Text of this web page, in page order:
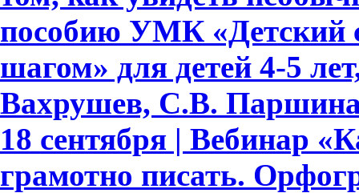
пособию УМК «Детский
шагом» для детей 4-5
Вахрушев, С.В.
18 сентября | Вебинар
грамотно писать.